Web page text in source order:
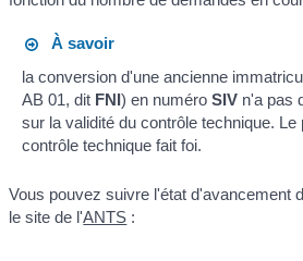
À savoir
la conversion d'une ancienne
AB 01, dit FNI) en numéro SIVn'a pas
sur la validité du contrôle technique.
contrôle technique fait foi.
Vous pouvez suivre l'état d'avancement
le site de l'ANTS :